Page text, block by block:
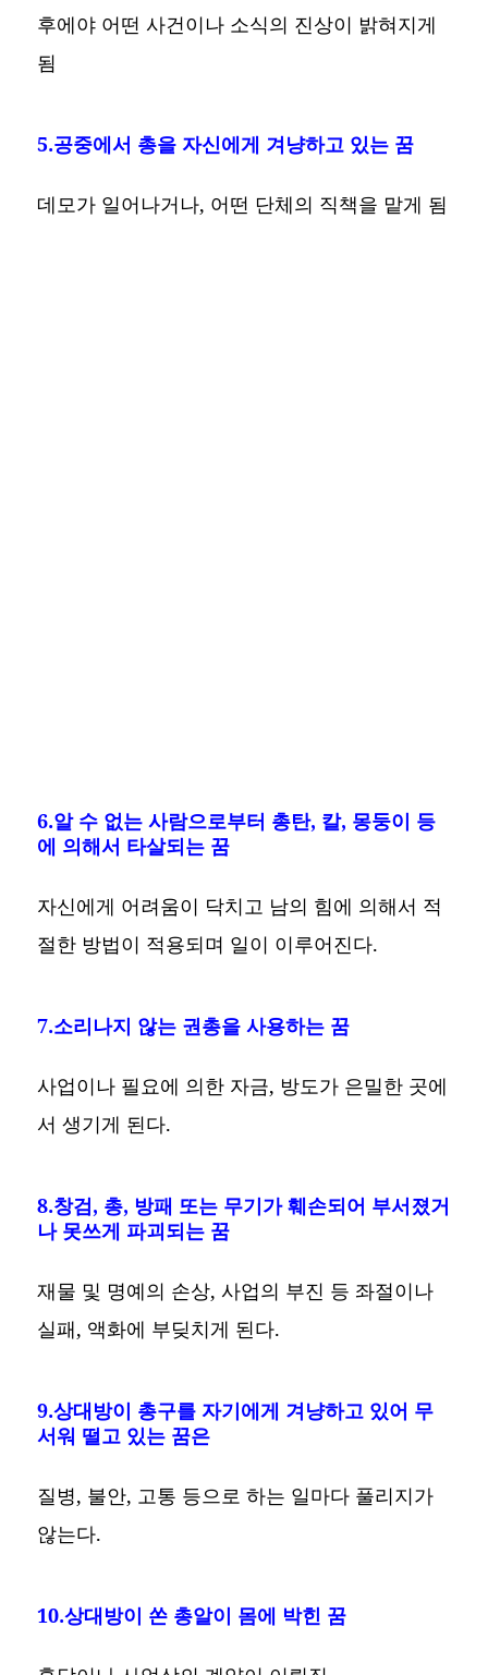
후에야 어떤 사건이나 소식의 진상이 밝혀지게
됨
5.공중에서 총을 자신에게 겨냥하고 있는 꿈
데모가 일어나거나, 어떤 단체의 직책을 맡게 됨
6.알 수 없는 사람으로부터 총탄, 칼, 몽둥이 등
에 의해서 타살되는 꿈
자신에게 어려움이 닥치고 남의 힘에 의해서 적
절한 방법이 적용되며 일이 이루어진다.
7.소리나지 않는 권총을 사용하는 꿈
사업이나 필요에 의한 자금, 방도가 은밀한 곳에
서 생기게 된다.
8.창검, 총, 방패 또는 무기가 훼손되어 부서졌거
나 못쓰게 파괴되는 꿈
재물 및 명예의 손상, 사업의 부진 등 좌절이나
실패, 액화에 부딪치게 된다.
9.상대방이 총구를 자기에게 겨냥하고 있어 무
서워 떨고 있는 꿈은
질병, 불안, 고통 등으로 하는 일마다 풀리지가
않는다.
10.상대방이 쏜 총알이 몸에 박힌 꿈